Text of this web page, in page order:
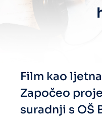
Film kao
Započeo
suradnji s OŠ